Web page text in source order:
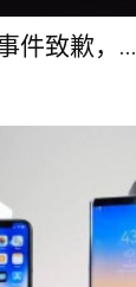
件致歉，...